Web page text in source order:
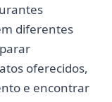
diferentes
oferecidos,
e encontrar